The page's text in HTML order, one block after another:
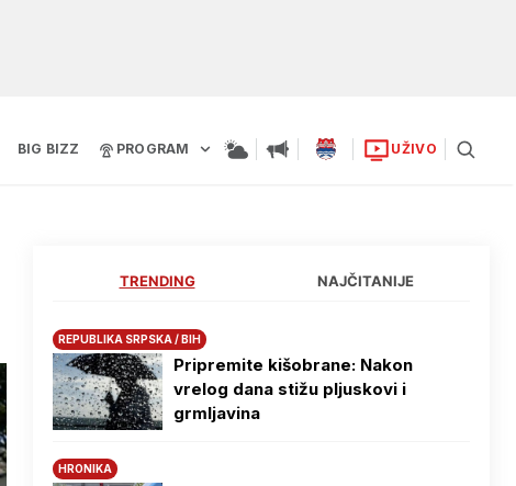
BIG BIZZ PROGRAM UŽIVO
TRENDING NAJČITANIJE
REPUBLIKA SRPSKA / BIH
Pripremite kišobrane: Nakon
vrelog dana stižu pljuskovi i
grmljavina
HRONIKA